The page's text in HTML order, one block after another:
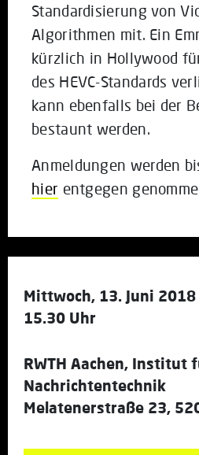
Standardisierung von
Algorithmen mit. Ein
kürzlich in Hollywood
des HEVC-Standards
kann ebenfalls bei der
bestaunt werden.
Anmeldungen werden
hier entgegen
Mittwoch, 13. Juni 2018
15.30 Uhr
RWTH Aachen, Institut
Nachrichtentechnik
Melatenerstraße 23,